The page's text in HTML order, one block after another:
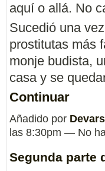
aquí o allá. No
Sucedió una
prostitutas más
monje budista,
casa y se
Continuar
Añadido por
las 8:30pm — No
Segunda parte